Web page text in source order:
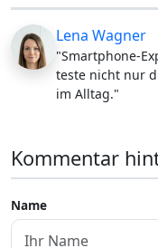
Lena Wagner
"Smartphone-
teste nicht nur
im Alltag."
Kommentar
Name